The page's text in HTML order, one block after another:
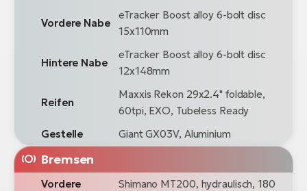
Vordere Nabe
eTracker Boost alloy 6-bolt disc
15x110mm
Hintere Nabe
eTracker Boost alloy 6-bolt disc
12x148mm
Reifen
Maxxis Rekon 29x2.4" foldable,
60tpi, EXO, Tubeless Ready
Gestelle
Giant GX03V, Aluminium
Bremsen
Vordere
Shimano MT200, hydraulisch, 180